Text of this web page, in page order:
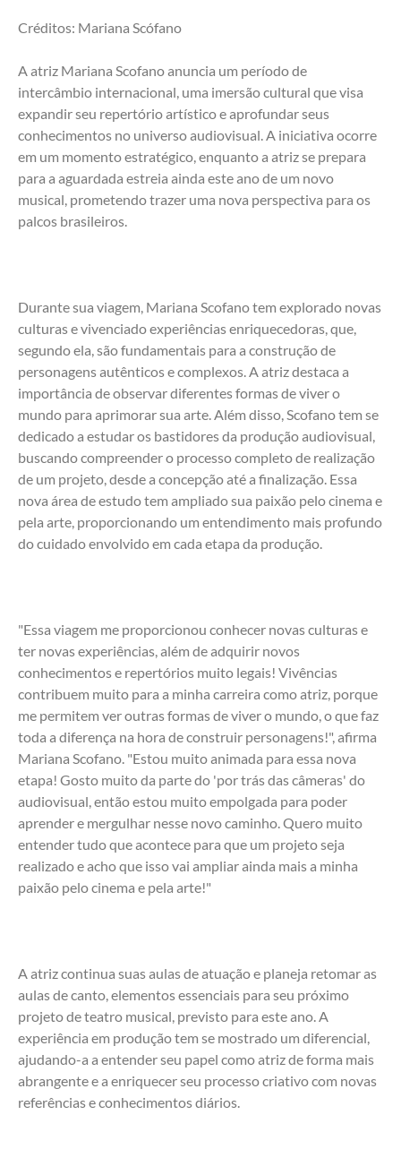
Créditos: Mariana Scófano
A atriz Mariana Scofano anuncia um período de
intercâmbio internacional, uma imersão cultural que visa
expandir seu repertório artístico e aprofundar seus
conhecimentos no universo audiovisual. A iniciativa ocorre
em um momento estratégico, enquanto a atriz se prepara
para a aguardada estreia ainda este ano de um novo
musical, prometendo trazer uma nova perspectiva para os
palcos brasileiros.
Durante sua viagem, Mariana Scofano tem explorado novas
culturas e vivenciado experiências enriquecedoras, que,
segundo ela, são fundamentais para a construção de
personagens autênticos e complexos. A atriz destaca a
importância de observar diferentes formas de viver o
mundo para aprimorar sua arte. Além disso, Scofano tem se
dedicado a estudar os bastidores da produção audiovisual,
buscando compreender o processo completo de realização
de um projeto, desde a concepção até a finalização. Essa
nova área de estudo tem ampliado sua paixão pelo cinema e
pela arte, proporcionando um entendimento mais profundo
do cuidado envolvido em cada etapa da produção.
"Essa viagem me proporcionou conhecer novas culturas e
ter novas experiências, além de adquirir novos
conhecimentos e repertórios muito legais! Vivências
contribuem muito para a minha carreira como atriz, porque
me permitem ver outras formas de viver o mundo, o que faz
toda a diferença na hora de construir personagens!", afirma
Mariana Scofano. "Estou muito animada para essa nova
etapa! Gosto muito da parte do 'por trás das câmeras' do
audiovisual, então estou muito empolgada para poder
aprender e mergulhar nesse novo caminho. Quero muito
entender tudo que acontece para que um projeto seja
realizado e acho que isso vai ampliar ainda mais a minha
paixão pelo cinema e pela arte!"
A atriz continua suas aulas de atuação e planeja retomar as
aulas de canto, elementos essenciais para seu próximo
projeto de teatro musical, previsto para este ano. A
experiência em produção tem se mostrado um diferencial,
ajudando-a a entender seu papel como atriz de forma mais
abrangente e a enriquecer seu processo criativo com novas
referências e conhecimentos diários.